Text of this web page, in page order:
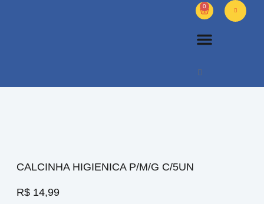
0
CALCINHA HIGIENICA P/M/G C/5UN
R$ 14,99